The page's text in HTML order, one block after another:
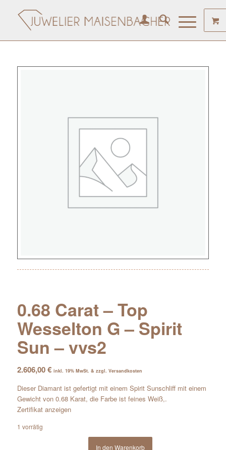
0.68 Carat – Top
Wesselton G – Spirit
Sun – vvs2
2.606,00€ inkl. 19% MwSt. & zzgl. Versandkosten
Dieser Diamant ist gefertigt mit einem Spirit Sunschliff mit einem
Gewicht von 0.68 Karat, die Farbe ist feines Weiß,.
Zertifikat anzeigen
1 vorrätig
In den Warenkorb